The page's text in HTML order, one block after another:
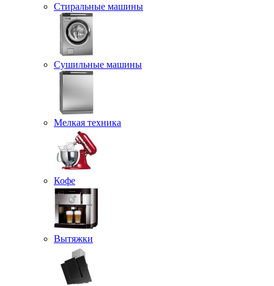
Стиральные машины
Сушильные машины
Мелкая техника
Кофе
Вытяжки